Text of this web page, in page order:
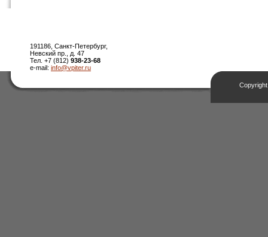
191186, Санкт-Петербург,
Невский пр., д. 47
Тел. +7 (812) 938-23-68
e-mail: info@vpiter.ru